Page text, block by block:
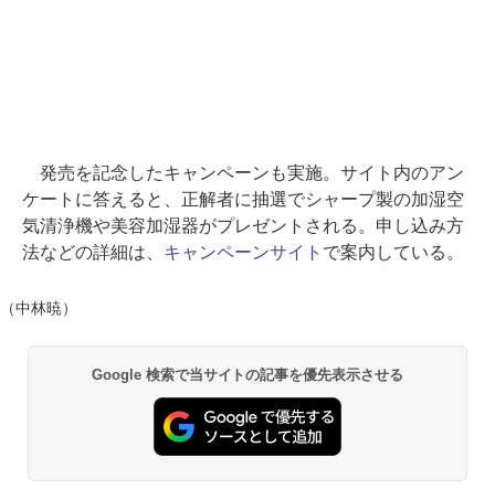
発売を記念したキャンペーンも実施。サイト内のアン
ケートに答えると、正解者に抽選でシャープ製の加湿空
気清浄機や美容加湿器がプレゼントされる。申し込み方
法などの詳細は、 キャンペーンサイト で案内している。
（中林暁）
Google 検索で当サイトの記事を優先表示させる